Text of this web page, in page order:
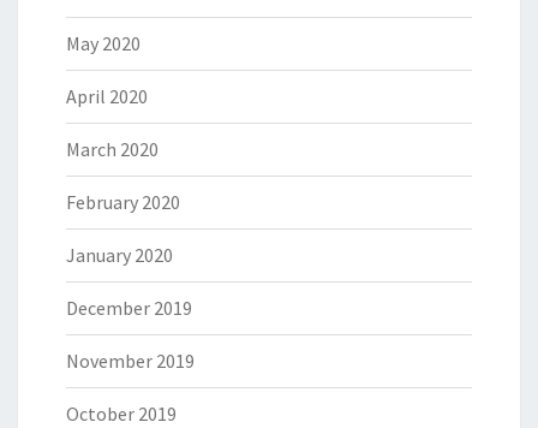
May 2020
April 2020
March 2020
February 2020
January 2020
December 2019
November 2019
October 2019